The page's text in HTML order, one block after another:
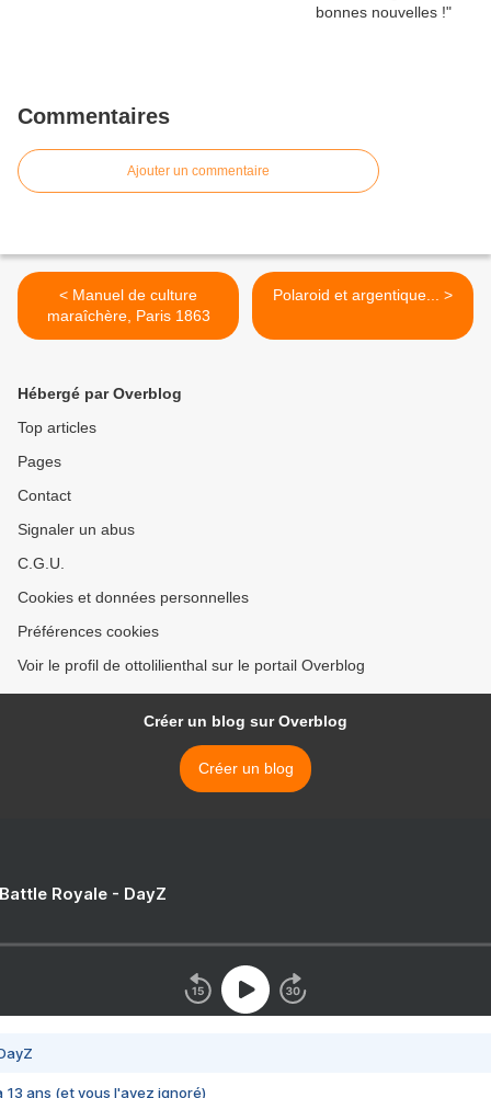
Commentaires
Ajouter un commentaire
< Manuel de culture
maraîchère, Paris 1863
Polaroid et argentique... >
Hébergé par Overblog
Top articles
Pages
Contact
Signaler un abus
C.G.U.
Cookies et données personnelles
Préférences cookies
Voir le profil de ottolilienthal sur le portail Overblog
Créer un blog sur Overblog
Créer un blog
Royale - DayZ
13 ans (et vous l'avez ignoré)